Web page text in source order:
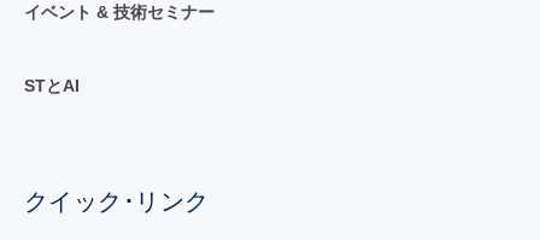
イベント & 技術セミナー
STとAI
クイック･リンク